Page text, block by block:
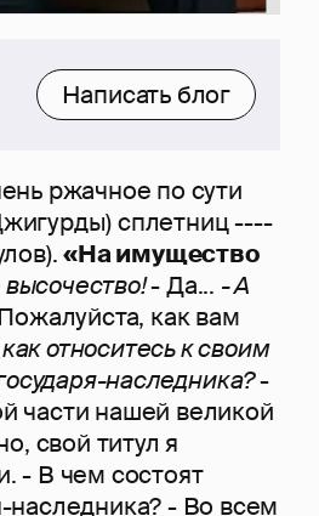
Написать блог
ржачное по сути
сплетниц ----
«На имущество
- Да... - А
как вам
относитесь к своим
наследника?-
части нашей великой
свой титул я
- В чем состоят
наследника? - Во всем